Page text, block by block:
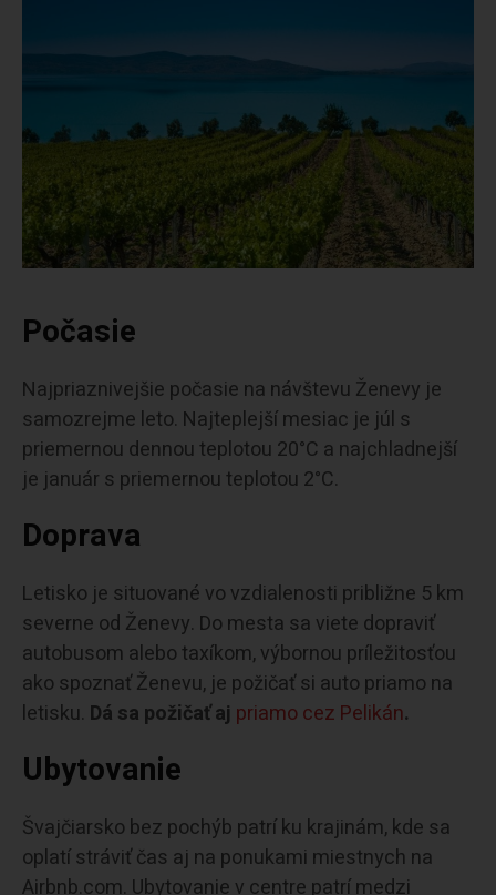
Počasie
Najpriaznivejšie počasie na návštevu Ženevy je
samozrejme leto. Najteplejší mesiac je júl s
priemernou dennou teplotou 20°C a najchladnejší
je január s priemernou teplotou 2°C.
Doprava
Letisko je situované vo vzdialenosti približne 5 km
severne od Ženevy. Do mesta sa viete dopraviť
autobusom alebo taxíkom, výbornou príležitosťou
ako spoznať Ženevu, je požičať si auto priamo na
letisku. Dá sa požičať aj priamo cez Pelikán.
Ubytovanie
Švajčiarsko bez pochýb patrí ku krajinám, kde sa
oplatí stráviť čas aj na ponukami miestnych na
Airbnb.com. Ubytovanie v centre patrí medzi